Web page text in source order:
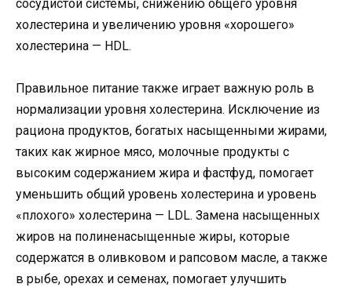
сосудистой системы, снижению общего уровня
холестерина и увеличению уровня «хорошего»
холестерина — HDL.
Правильное питание также играет важную роль в
нормализации уровня холестерина. Исключение из
рациона продуктов, богатых насыщенными жирами,
таких как жирное мясо, молочные продукты с
высоким содержанием жира и фастфуд, помогает
уменьшить общий уровень холестерина и уровень
«плохого» холестерина — LDL. Замена насыщенных
жиров на полиненасыщенные жиры, которые
содержатся в оливковом и рапсовом масле, а также
в рыбе, орехах и семенах, помогает улучшить